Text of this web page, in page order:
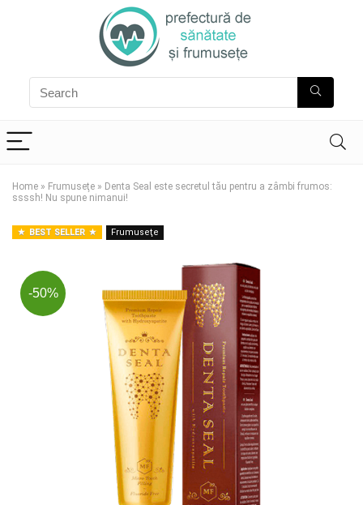
Home » Frumuseţe » Denta Seal este secretul tău pentru a zâmbi frumos:
ssssh! Nu spune nimanui!
BEST SELLER Frumuseţe
-50%